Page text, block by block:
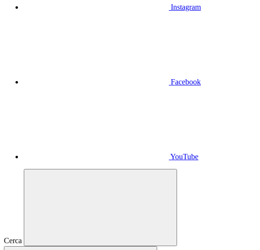
Instagram
Facebook
YouTube
Cerca